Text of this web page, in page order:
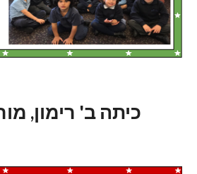
כיתה ב' רימון,